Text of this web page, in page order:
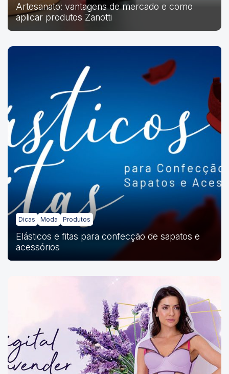
Artesanato: vantagens de mercado e como
aplicar produtos Zanotti
Dicas Moda Produtos
Elásticos e fitas para confecção de sapatos e
acessórios